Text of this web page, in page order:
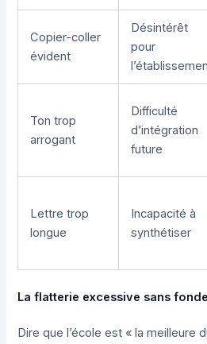
Copier-coller
évident
Désintérêt
pour
Ton trop
arrogant
Difficulté
d’intégration
future
Lettre trop
longue
Incapacité à
synthétiser
La flatterie excessive sans
Dire que l’école est « la meilleure